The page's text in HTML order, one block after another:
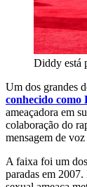
Diddy está
Um dos grandes
conhecido como
ameaçadora em
colaboração do
mensagem de
A faixa foi um
paradas em